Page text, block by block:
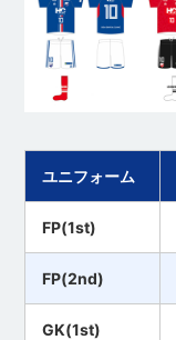
ユニフォーム
FP(1st)
FP(2nd)
GK(1st)